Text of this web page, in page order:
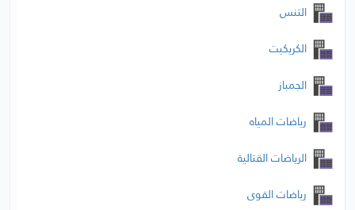
التنس
الكريكيت
الجمباز
رياضات المياه
الرياضات القتالية
رياضات القوى